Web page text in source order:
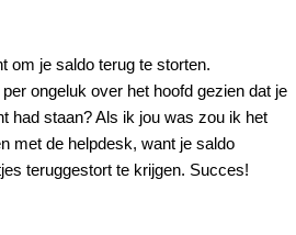
om je saldo terug te storten.
ongeluk over het hoofd gezien dat je
had staan? Als ik jou was zou ik het
met de helpdesk, want je saldo
teruggestort te krijgen. Succes!